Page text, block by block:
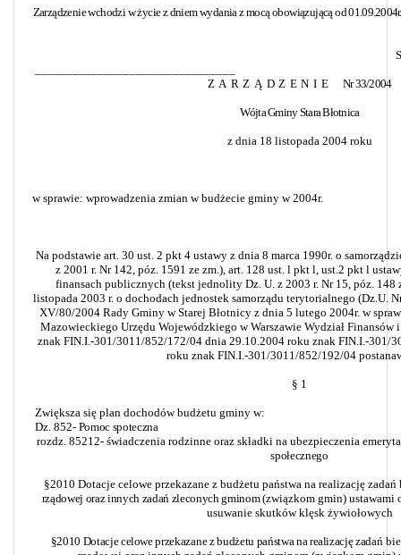
Zarządzeniewchodzi w życie z dniem wydania z mocą obowiązującą od01.09.2004r.
ZARZĄDZENIE
Nr 33/2004
Wójta Gminy Stara Błotnica
z dnia 18 listopada 2004 roku
w sprawie: wprowadzenia zmian w budżecie gminy w 2004r.
Na podstawie art. 30 ust. 2 pkt 4 ustawy z dnia 8 marca 1990r. o
z 2001 r. Nr 142, póz. 1591 ze zm.), art. 128 ust. l pkt l, ust.2 pkt l
finansach publicznych (tekst jednolity Dz. U. z 2003 r. Nr 15, póz. 148
listopada 2003 r. o dochodach jednostek samorządu terytorialnego (Dz.U.
XV/80/2004 Rady Gminy w Starej Błotnicy z dnia 5 lutego 2004r. w
Mazowieckiego Urzędu Wojewódzkiego w Warszawie Wydział Finansów
znak FIN.I.-301/3011/852/172/04 dnia 29.10.2004 roku znak FIN.I.-301/
roku znak FIN.I.-301/3011/852/192/04
§ 1
Zwiększa się plan dochodów budżetu gminy w:
Dz. 852- Pomoc spoteczna
rozdz. 85212- świadczenia rodzinne oraz składki na ubezpieczenia
społecznego
§2010 Dotacje celowe przekazane z budżetu państwa na realizację
rządowej oraz innych zadań zleconych gminom(związkom gmin) ustawami
usuwanie skutków klęsk żywiołowych
§2010 Dotacje celowe przekazane z budżetu państwa na realizację zadań